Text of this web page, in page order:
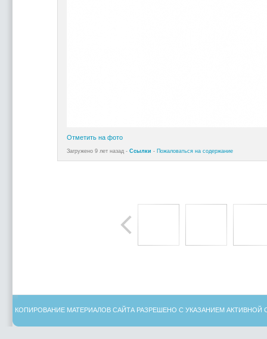
Отметить на фото
Загружено 9 лет назад - Ссылки - Пожаловаться на содержание
КОПИРОВАНИЕ МАТЕРИАЛОВ САЙТА РАЗРЕШЕНО С УКАЗАНИЕМ АКТИВНОЙ